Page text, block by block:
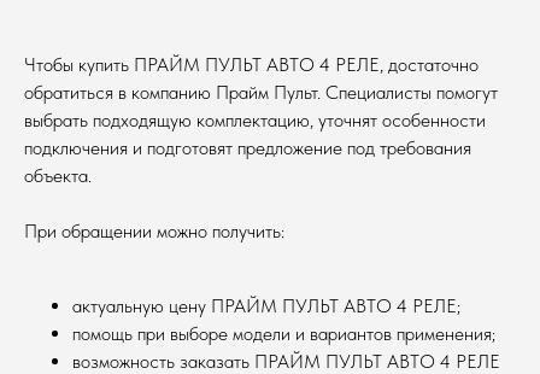
Чтобы купить ПРАЙМ ПУЛЬТ АВТО 4 РЕЛЕ, достаточно
обратиться в компанию Прайм Пульт. Специалисты помогут
выбрать подходящую комплектацию, уточнят особенности
подключения и подготовят предложение под требования
объекта.
При обращении можно получить:
актуальную цену ПРАЙМ ПУЛЬТ АВТО 4 РЕЛЕ;
помощь при выборе модели и вариантов применения;
возможность заказать ПРАЙМ ПУЛЬТ АВТО 4 РЕЛЕ